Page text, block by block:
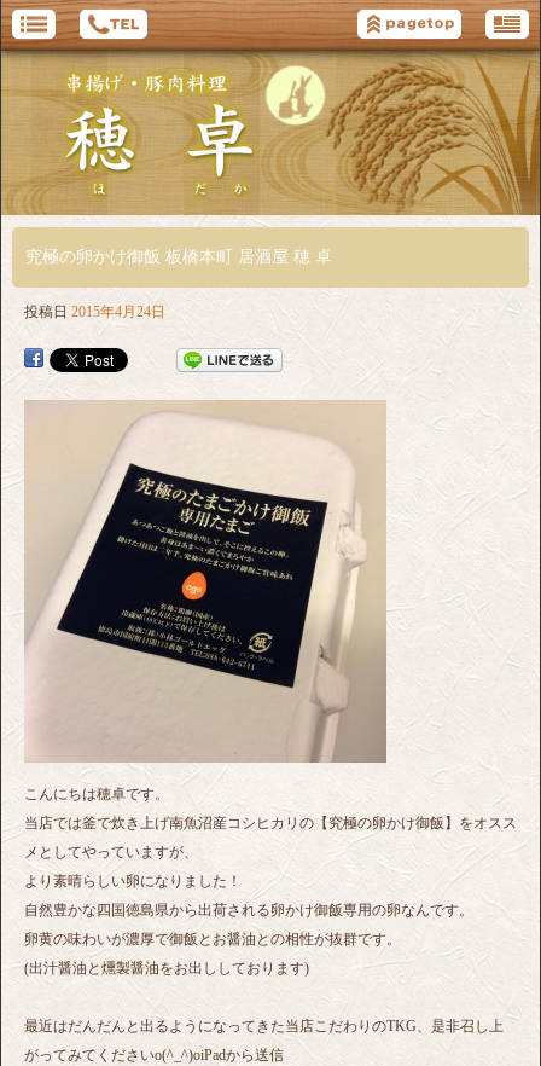
究極の卵かけ御飯 板橋本町 居酒屋 穂 卓
投稿日 2015年4月24日
こんにちは穂卓です。
当店では釜で炊き上げ南魚沼産コシヒカリの【究極の卵かけ御飯】をオスス
メとしてやっていますが、
より素晴らしい卵になりました！
自然豊かな四国徳島県から出荷される卵かけ御飯専用の卵なんです。
卵黄の味わいが濃厚で御飯とお醤油との相性が抜群です。
(出汁醤油と燻製醤油をお出ししております)
最近はだんだんと出るようになってきた当店こだわりのTKG、是非召し上
がってみてくださいo(^_^)oiPadから送信